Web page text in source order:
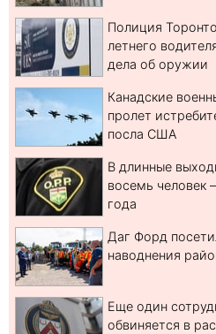
Полиция
летнего
дела об оружии
Канадские
пролет
посла США
В длинные
восемь человек
года
Даг Форд
наводнения
Еще один
обвиняется в